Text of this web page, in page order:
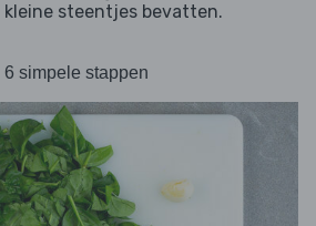
kleine steentjes bevatten.
simpele stappen